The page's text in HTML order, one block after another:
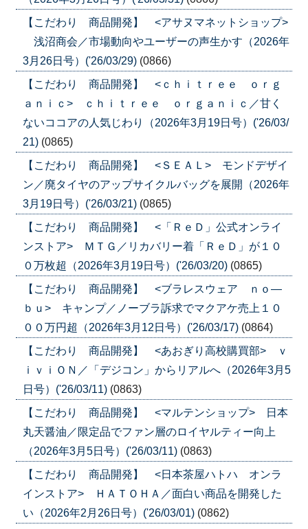
【こだわり 商品開発】 <アサヌマネットショップ>
浅沼商会／市場動向やユーザーの声生かす（2026年
3月26日号）('26/03/29) (0866)
【こだわり 商品開発】 <ｃｈｉｔｒｅｅ ｏｒｇ
ａｎｉｃ> ｃｈｉｔｒｅｅ ｏｒｇａｎｉｃ／甘く
ないココアの人気じわり（2026年3月19日号）('26/03/
21) (0865)
【こだわり 商品開発】 <ＳＥＡＬ> モンドデザイ
ン／廃タイヤのアップサイクルバッグを展開（2026年
3月19日号）('26/03/21) (0865)
【こだわり 商品開発】 <「ＲｅＤ」公式オンライ
ンストア> ＭＴＧ／リカバリー着「ＲｅＤ」が１０
０万枚超（2026年3月19日号）('26/03/20) (0865)
【こだわり 商品開発】 <ブラレスウェア ｎｏ―
ｂｕ> キャンプ／ノーブラ訴求でマクアケ売上１０
００万円超（2026年3月12日号）('26/03/17) (0864)
【こだわり 商品開発】 <あおぎり高校購買部> ｖ
ｉｖｉＯＮ／「デジコン」からリアルへ（2026年3月5
日号）('26/03/11) (0863)
【こだわり 商品開発】 <マルテンショップ> 日本
丸天醤油／限定品でファン層のロイヤルティー向上
（2026年3月5日号）('26/03/11) (0863)
【こだわり 商品開発】 <日本茶屋ハトハ オンラ
インストア> ＨＡＴＯＨＡ／面白い商品を開発した
い（2026年2月26日号）('26/03/01) (0862)